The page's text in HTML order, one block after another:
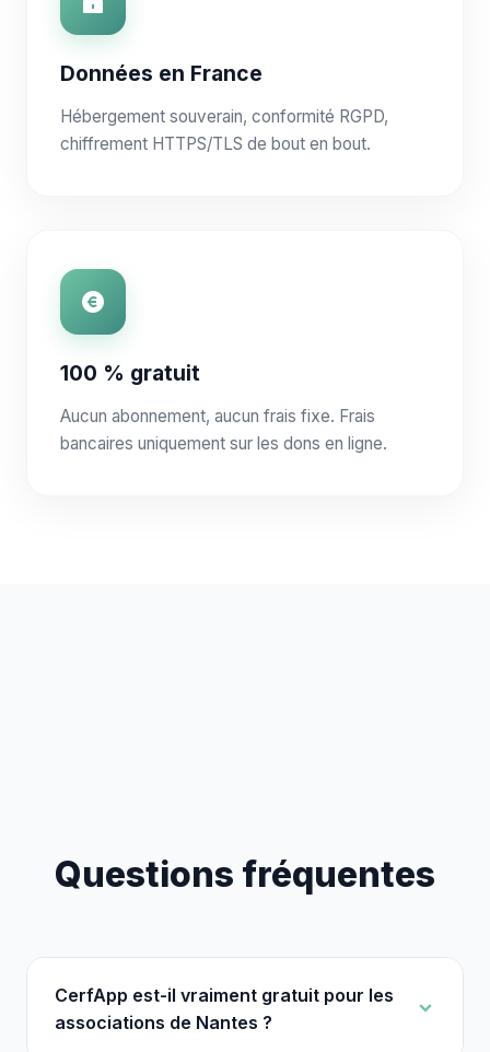
Données en France
Hébergement souverain, conformité RGPD,
chiffrement HTTPS/TLS de bout en bout.
100 % gratuit
Aucun abonnement, aucun frais fixe. Frais
bancaires uniquement sur les dons en ligne.
Questions fréquentes
CerfApp est-il vraiment gratuit pour les
associations de Nantes ?